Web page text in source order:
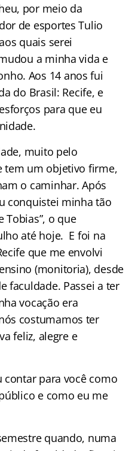
por meio da
de esportes Tulio
quais serei
a minha vida e
Aos 14 anos fui
do Brasil: Recife, e
para que eu
muito pelo
tem um objetivo firme,
o caminhar. Após
conquistei minha tão
Tobias”, o que
até hoje. E foi na
que me envolvi
(monitoria), desde
faculdade. Passei a ter
vocação era
costumamos ter
feliz, alegre e
para você como
e como eu me
quando, numa